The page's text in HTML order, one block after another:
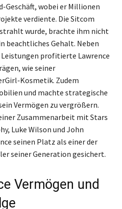
Geschäft, wobei er Millionen
verdiente. Die Sitcom
wurde, brachte ihm nicht
beachtliches Gehalt. Neben
profitierte Lawrence
wie seiner
Kosmetik. Zudem
und machte strategische
Vermögen zu vergrößern.
Zusammenarbeit mit Stars
Luke Wilson und John
seinen Platz als einer der
seiner Generation gesichert.
Vermögen und